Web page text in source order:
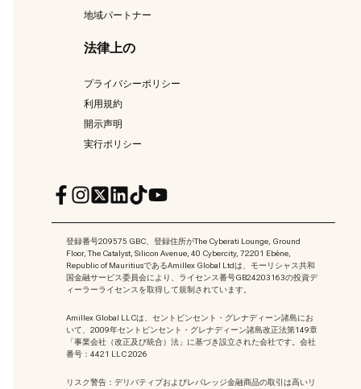
地域パートナー
法律上の
プライバシーポリシー
利用規約
開示声明
実行ポリシー
登録番号209575 GBC、登録住所がThe Cyberati Lounge, Ground
Floor, The Catalyst, Silicon Avenue, 40 Cybercity, 72201 Ebène,
Republic of MauritiusであるAmillex Global Ltdは、モーリシャス共和
国金融サービス委員会により、ライセンス番号GB24203163の投資デ
ィーラーライセンスを取得して規制されています。
Amillex Global LLCは、セントビンセント・グレナディーン諸島にお
いて、2009年セントビンセント・グレナディーン諸島改正法第149章
「事業会社（改正及び統合）法」に基づき設立された会社です。会社
番号：4421 LLC 2026
リスク警告：デリバティブおよびレバレッジ金融商品の取引は高いリ